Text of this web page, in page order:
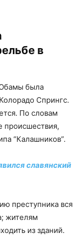
в
была
Спрингс.
По словам
происшествия,
“Калашников”.
славянский
преступника вся
жителям
из зданий.